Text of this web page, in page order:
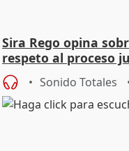
Sira Rego opina
respeto al proceso
Sonido Totales